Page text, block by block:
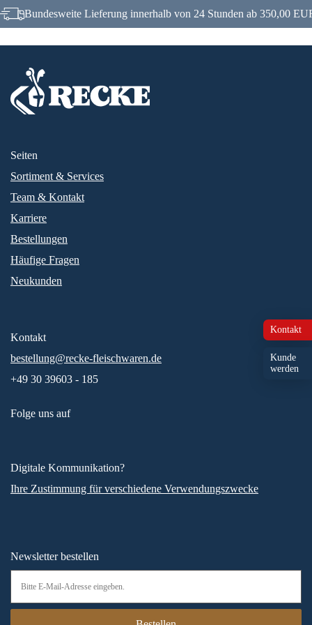
Bundesweite Lieferung innerhalb von 24 Stunden ab 350,00
Kontakt
Kunde
werden
Seiten
Sortiment & Services
Team & Kontakt
Karriere
Bestellungen
Häufige Fragen
Neukunden
Kontakt
bestellung@recke-fleischwaren.de
+49 30 39603 - 185
Folge uns auf
Digitale Kommunikation?
Ihre Zustimmung für verschiedene Verwendungszwecke
Newsletter bestellen